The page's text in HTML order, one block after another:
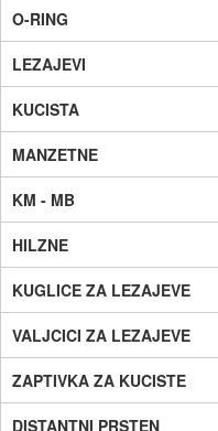
O-RING
LEZAJEVI
KUCISTA
MANZETNE
KM - MB
HILZNE
KUGLICE ZA LEZAJEVE
VALJCICI ZA LEZAJEVE
ZAPTIVKA ZA KUCISTE
DISTANTNI PRSTEN